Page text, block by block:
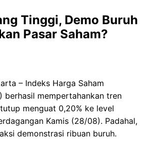
Tinggi, Demo Buruh
Pasar Saham?
– Indeks Harga Saham
berhasil mempertahankan tren
menguat 0,20% ke level
Kamis (28/08). Padahal,
demonstrasi ribuan buruh.